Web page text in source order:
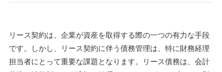
リース契約は、企業が資産を取得する際の一つの有力な手段
です。しかし、リース契約に伴う債務管理は、特に財務経理
担当者にとって重要な課題となります。リース債務は、会計